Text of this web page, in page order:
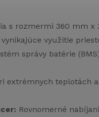
s rozmermi 360 mm
využitie
správy batérie
extrémnych teplotách
Rovnomerné